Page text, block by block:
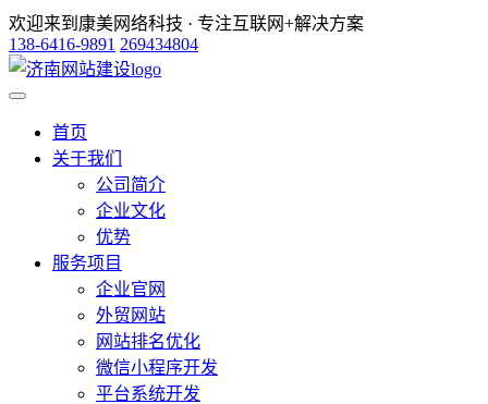
欢迎来到康美网络科技 · 专注互联网+解决方案
138-6416-9891 269434804
首页
关于我们
公司简介
企业文化
优势
服务项目
企业官网
外贸网站
网站排名优化
微信小程序开发
平台系统开发